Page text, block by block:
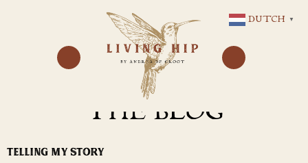
NAAR
DE
INHOUD
THE BLOG
TELLING MY STORY
DUTCH ▼